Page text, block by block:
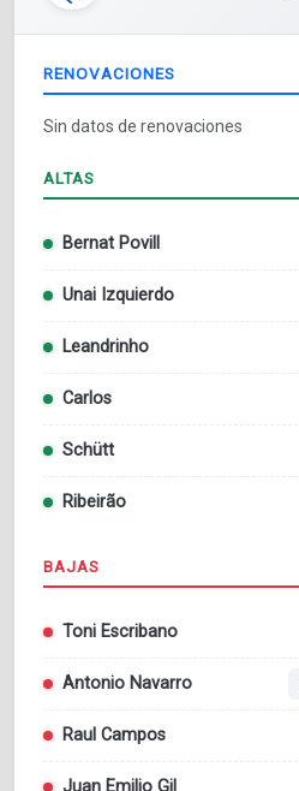
RENOVACIONES
Sin datos de renovaciones
ALTAS
Bernat Povill
Unai Izquierdo
Leandrinho
Carlos
Schütt
Ribeirão
BAJAS
Toni Escribano
Antonio Navarro
Raul Campos